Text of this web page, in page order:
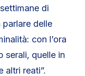
di
parlare delle
con l’ora
serali, quelle in
altri reati”.